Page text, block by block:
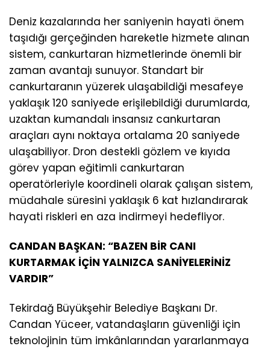
Deniz kazalarında her saniyenin hayati önem
taşıdığı gerçeğinden hareketle hizmete alınan
sistem, cankurtaran hizmetlerinde önemli bir
zaman avantajı sunuyor. Standart bir
cankurtaranın yüzerek ulaşabildiği mesafeye
yaklaşık 120 saniyede erişilebildiği durumlarda,
uzaktan kumandalı insansız cankurtaran
araçları aynı noktaya ortalama 20 saniyede
ulaşabiliyor. Dron destekli gözlem ve kıyıda
görev yapan eğitimli cankurtaran
operatörleriyle koordineli olarak çalışan sistem,
müdahale süresini yaklaşık 6 kat hızlandırarak
hayati riskleri en aza indirmeyi hedefliyor.
CANDAN BAŞKAN: “BAZEN BİR CANI
KURTARMAK İÇİN YALNIZCA SANİYELERİNİZ
VARDIR”
Tekirdağ Büyükşehir Belediye Başkanı Dr.
Candan Yüceer, vatandaşların güvenliği için
teknolojinin tüm imkânlarından yararlanmaya